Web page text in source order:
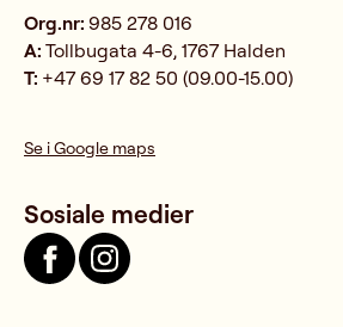
Org.nr: 985 278 016
A: Tollbugata 4-6, 1767 Halden
T: +47 69 17 82 50 (09.00-15.00)
Se i Google maps
Sosiale medier